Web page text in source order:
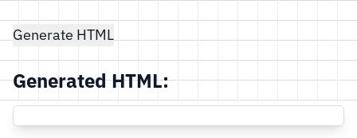
Generate HTML
Generated HTML: